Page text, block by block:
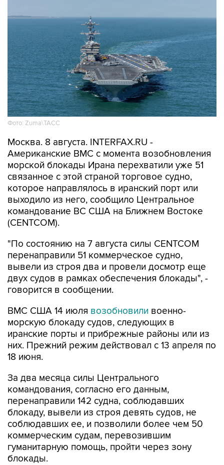
Фото: Zuma\ТАСС
Москва. 8 августа. INTERFAX.RU -
Американские ВМС с момента возобновления
морской блокады Ирана перехватили уже 51
связанное с этой страной торговое судно,
которое направлялось в иранский порт или
выходило из него, сообщило Центральное
командование ВС США на Ближнем Востоке
(CENTCOM).
"По состоянию на 7 августа силы CENTCOM
перенаправили 51 коммерческое судно,
вывели из строя два и провели досмотр еще
двух судов в рамках обеспечения блокады", -
говорится в сообщении.
ВМС США 14 июля возобновили военно-
морскую блокаду судов, следующих в
иранские порты и прибрежные районы или из
них. Прежний режим действовал с 13 апреля по
18 июня.
За два месяца силы Центрального
командования, согласно его данным,
перенаправили 142 судна, соблюдавших
блокаду, вывели из строя девять судов, не
соблюдавших ее, и позволили более чем 50
коммерческим судам, перевозившим
гуманитарную помощь, пройти через зону
блокады.